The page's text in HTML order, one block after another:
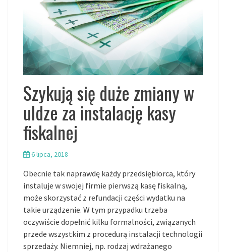
Szykują się duże zmiany w
uldze za instalację kasy
fiskalnej
6 lipca, 2018
Obecnie tak naprawdę każdy przedsiębiorca, który
instaluje w swojej firmie pierwszą kasę fiskalną,
może skorzystać z refundacji części wydatku na
takie urządzenie. W tym przypadku trzeba
oczywiście dopełnić kilku formalności, związanych
przede wszystkim z procedurą instalacji technologii
sprzedaży. Niemniej, np. rodzaj wdrażanego